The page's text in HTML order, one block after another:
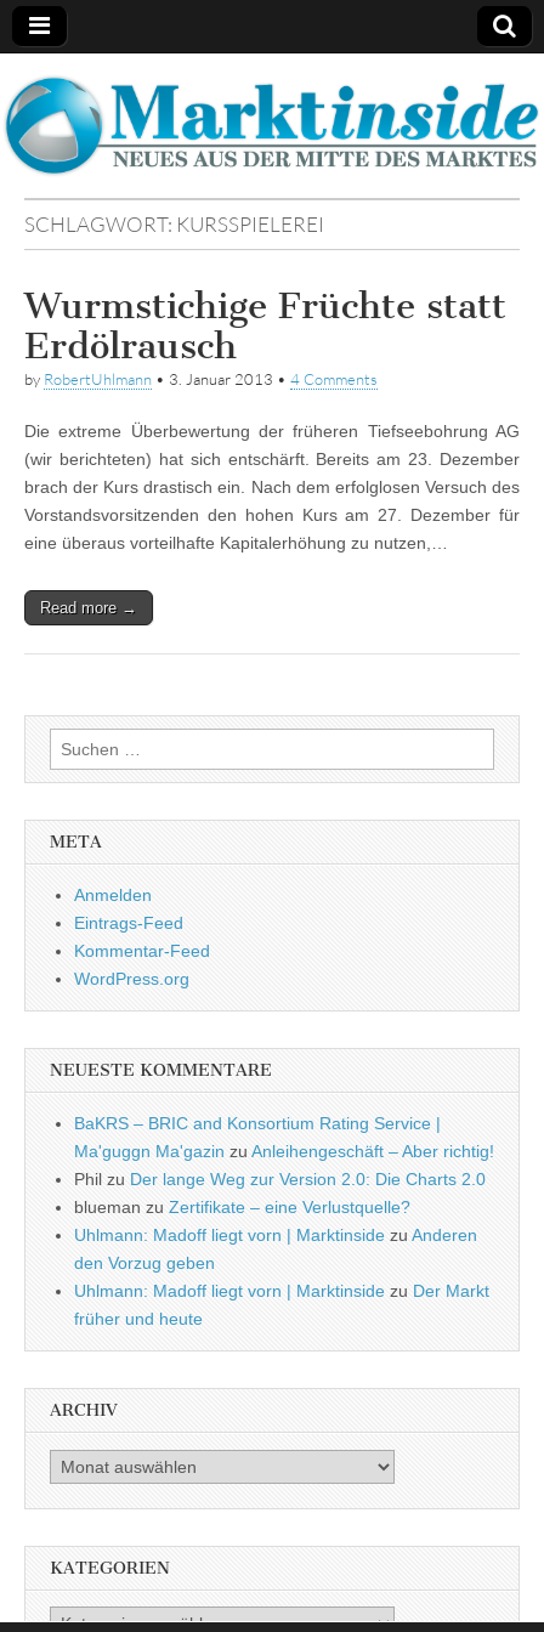
Marktinside
SCHLAGWORT: KURSSPIELEREI
Wurmstichige Früchte statt
Erdölrausch
by RobertUhlmann • 3. Januar 2013 • 4 Comments
Die extreme Überbewertung der früheren Tiefseebohrung AG
(wir berichteten) hat sich entschärft. Bereits am 23. Dezember
brach der Kurs drastisch ein. Nach dem erfolglosen Versuch des
Vorstandsvorsitzenden den hohen Kurs am 27. Dezember für
eine überaus vorteilhafte Kapitalerhöhung zu nutzen,…
Read more →
Suchen
nach:
META
Anmelden
Eintrags-Feed
Kommentar-Feed
WordPress.org
NEUESTE KOMMENTARE
BaKRS – BRIC and Konsortium Rating Service |
Ma'guggn Ma'gazin zu Anleihengeschäft – Aber richtig!
Phil zu Der lange Weg zur Version 2.0: Die Charts 2.0
blueman zu Zertifikate – eine Verlustquelle?
Uhlmann: Madoff liegt vorn | Marktinside zu Anderen
den Vorzug geben
Uhlmann: Madoff liegt vorn | Marktinside zu Der Markt
früher und heute
ARCHIV
Archiv
KATEGORIEN
Kategorien